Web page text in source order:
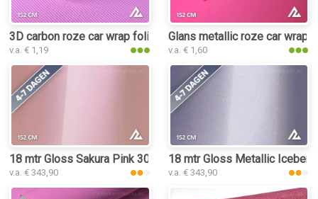
3D carbon roze car wrap folie
v.a. € 1,19
Glans metallic roze car wrap
v.a. € 1,60
18 mtr Gloss Sakura Pink 3030 car wrap folie
v.a. € 343,90
18 mtr Gloss Metallic
v.a. € 343,90